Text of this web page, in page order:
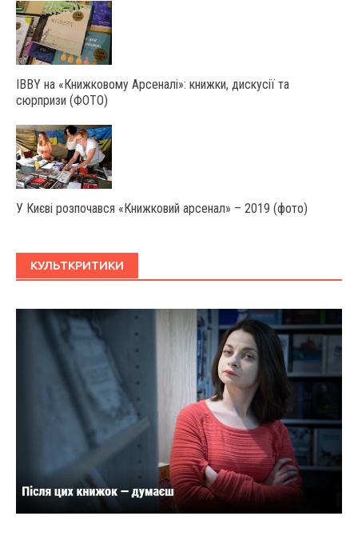
IBBY на «Книжковому Арсеналі»: книжки, дискусії та
сюрпризи (ФОТО)
У Києві розпочався «Книжковий арсенал» – 2019 (фото)
КУЛЬТКРИТИКИ